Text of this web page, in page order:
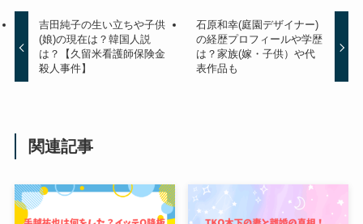
吉田純子の生い立ちや子供
(娘)の現在は？韓国人説
は？【久留米看護師保険金
殺人事件】
石原和幸(庭園デザイナー)
の経歴プロフィールや学歴
は？家族(嫁・子供）や代
表作品も
関連記事